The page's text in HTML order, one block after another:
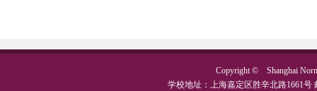
Copyright © Shanghai
学校地址：上海嘉定区胜辛北路1661号